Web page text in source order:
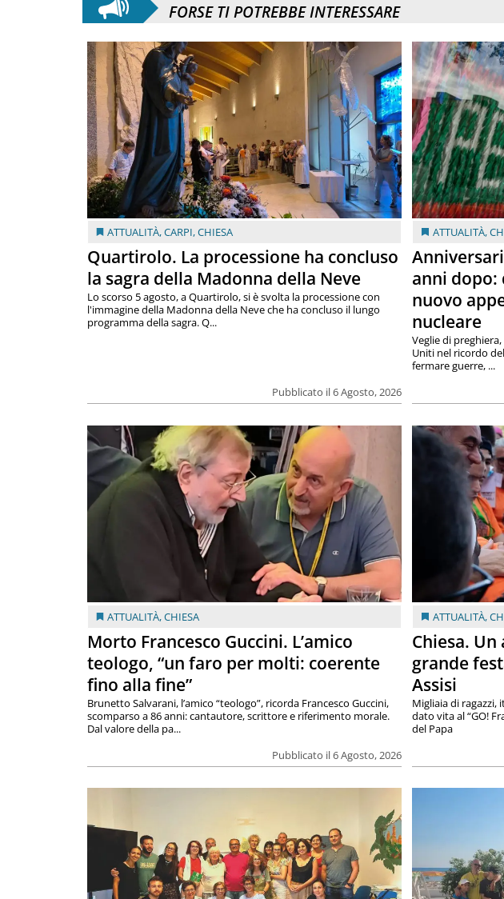
FORSE TI POTREBBE INTERESSARE
ATTUALITÀ,CARPI,CHIESA
Quartirolo. La processione ha concluso
la sagra della Madonna della Neve
Pubblicato il 6 Agosto, 2026
Lo scorso 5 agosto, a Quartirolo, si è svolta la processione con
l'immagine della Madonna della Neve che ha concluso il lungo
programma della sagra. Q...
ATTUALITÀ,
anni dopo:
nuovo
nucleare
Veglie di
Uniti nel ricordo
fermare guerre, ...
ATTUALITÀ,CHIESA
Morto Francesco Guccini. L’amico
teologo, “un faro per molti: coerente
fino alla fine”
Pubblicato il 6 Agosto, 2026
Brunetto Salvarani, l’amico “teologo”, ricorda Francesco Guccini,
scomparso a 86 anni: cantautore, scrittore e riferimento morale.
Dal valore della pa...
ATTUALITÀ,
Chiesa.
grande
Assisi
Migliaia di ragazzi,
dato vita al “GO!
del Papa